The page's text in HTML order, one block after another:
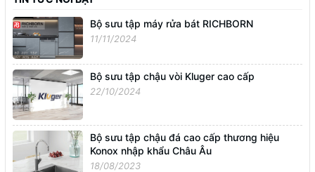
Bộ sưu tập máy rửa bát RICHBORN
11/11/2024
Bộ sưu tập chậu vòi Kluger cao cấp
22/10/2024
Bộ sưu tập chậu đá cao cấp thương hiệu
Konox nhập khẩu Châu Âu
18/08/2023